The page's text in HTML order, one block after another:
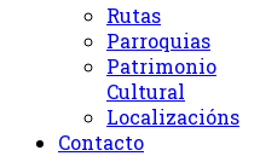
Rutas
Parroquias
Patrimonio
Cultural
Localizacións
Contacto